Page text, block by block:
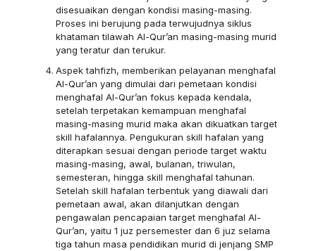
disesuaikan dengan kondisi masing-masing.
Proses ini berujung pada terwujudnya siklus
khataman tilawah Al-Qur’an masing-masing murid
yang teratur dan terukur.
Aspek tahfizh, memberikan pelayanan menghafal
Al-Qur’an yang dimulai dari pemetaan kondisi
menghafal Al-Qur’an fokus kepada kendala,
setelah terpetakan kemampuan menghafal
masing-masing murid maka akan dikuatkan target
skill hafalannya. Pengukuran skill hafalan yang
diterapkan sesuai dengan periode target waktu
masing-masing, awal, bulanan, triwulan,
semesteran, hingga skill menghafal tahunan.
Setelah skill hafalan terbentuk yang diawali dari
pemetaan awal, akan dilanjutkan dengan
pengawalan pencapaian target menghafal Al-
Qur’an, yaitu 1 juz persemester dan 6 juz selama
tiga tahun masa pendidikan murid di jenjang SMP